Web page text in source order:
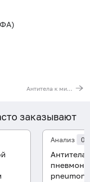
Антитела к микоплазме пневмониа (Mycoplasma pneumoniae, IgM)
заказывают
Анализ
Антитела